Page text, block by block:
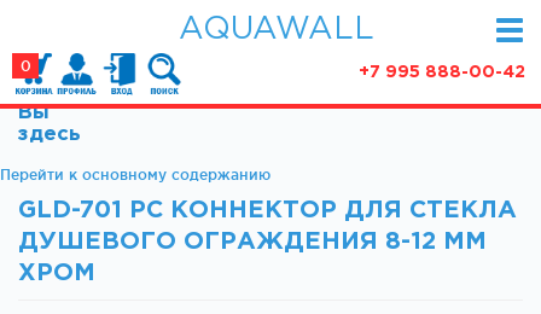
Перейти к основному содержанию
AQUAWALL
+7 995 888-00-42
0
КАТАЛОГ
Фурнитура для раздвижных дверей (закрытые
Фурнитура для раздвижных дверей (открытые
механизмы)
Фурнитура для маятниковых дверей
АКЦИИ
ПАРТНЕРСТВО
СТАТЬИ
Вы
здесь
GLD-701 PC КОННЕКТОР ДЛЯ СТЕКЛА
ДУШЕВОГО ОГРАЖДЕНИЯ 8-12 ММ
ХРОМ